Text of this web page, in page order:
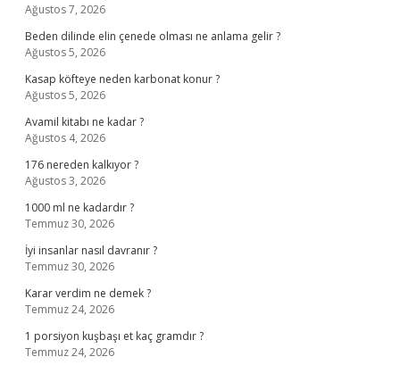
Ağustos 7, 2026
Beden dilinde elin çenede olması ne anlama gelir ?
Ağustos 5, 2026
Kasap köfteye neden karbonat konur ?
Ağustos 5, 2026
Avamil kitabı ne kadar ?
Ağustos 4, 2026
176 nereden kalkıyor ?
Ağustos 3, 2026
1000 ml ne kadardır ?
Temmuz 30, 2026
İyi insanlar nasıl davranır ?
Temmuz 30, 2026
Karar verdim ne demek ?
Temmuz 24, 2026
1 porsiyon kuşbaşı et kaç gramdır ?
Temmuz 24, 2026